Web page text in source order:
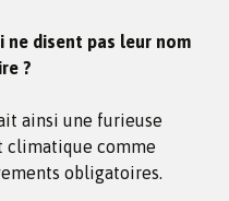
disent pas leur nom
?
ainsi une furieuse
climatique comme
obligatoires.